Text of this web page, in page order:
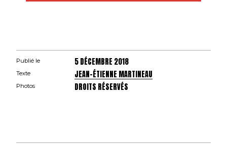
Publié le 5 DÉCEMBRE 2018
Texte JEAN-ÉTIENNE MARTINEAU
Photos DROITS RÉSERVÉS